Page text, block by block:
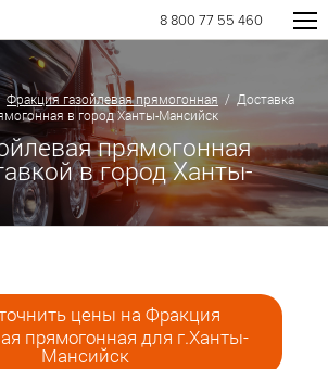
8 800 77 55 460
Фракция газойлевая прямогонная / Доставка
в город Ханты-Мансийск
прямогонная
в город Ханты-
цены на Фракция
прямогонная для г.Ханты-
Мансийск